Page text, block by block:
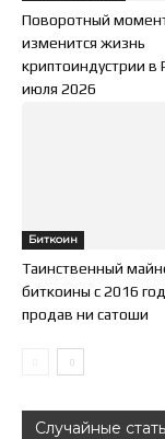
Поворотный
изменится жизнь
криптоиндустрии в
июля 2026
Биткоин
Таинственный
биткоины с 2016
продав ни сатоши
Случайные